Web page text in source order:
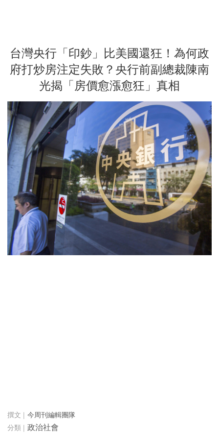
台灣央行「印鈔」比美國還狂！為何政
府打炒房注定失敗？央行前副總裁陳南
光揭「房價愈漲愈狂」真相
今周刊編輯團隊
政治社會